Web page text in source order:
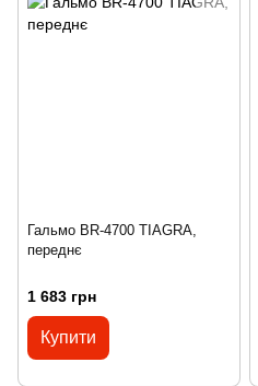
Гальмо BR-4700 TIAGRA,
переднє
1 683 грн
Купити